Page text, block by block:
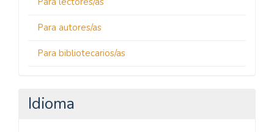
Para autores/as
Para bibliotecarios/as
Idioma